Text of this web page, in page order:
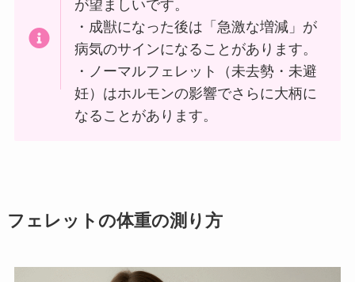
が望ましいです。
・成獣になった後は「急激な増減」が
病気のサインになることがあります。
・ノーマルフェレット（未去勢・未避
妊）はホルモンの影響でさらに大柄に
なることがあります。
フェレットの体重の測り方